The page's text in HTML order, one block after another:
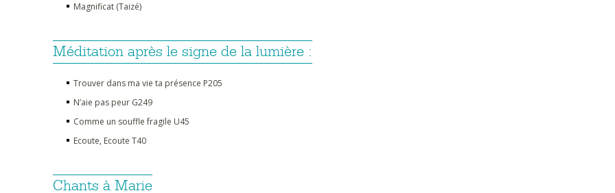
Magnificat (Taizé)
Méditation après le signe de la lumière :
Trouver dans ma vie ta présence P205
N’aie pas peur G249
Comme un souffle fragile U45
Ecoute, Ecoute T40
Chants à Marie